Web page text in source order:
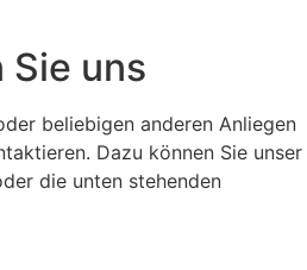
Sie uns
beliebigen anderen Anliegen
Dazu können Sie unser
die unten stehenden